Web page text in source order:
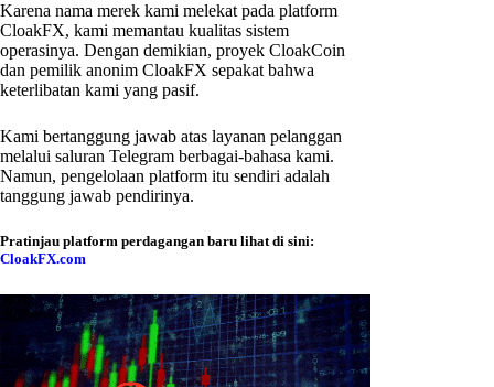
Karena nama merek kami melekat pada platform
CloakFX, kami memantau kualitas sistem
operasinya. Dengan demikian, proyek CloakCoin
dan pemilik anonim CloakFX sepakat bahwa
keterlibatan kami yang pasif.
Kami bertanggung jawab atas layanan pelanggan
melalui saluran Telegram berbagai-bahasa kami.
Namun, pengelolaan platform itu sendiri adalah
tanggung jawab pendirinya.
Pratinjau platform perdagangan baru lihat di sini:
CloakFX.com